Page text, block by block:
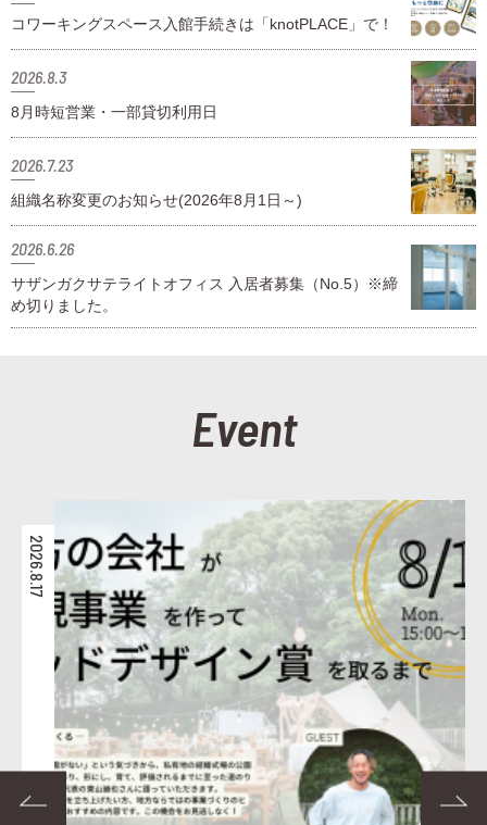
コワーキングスペース入館手続きは「knotPLACE」で！
2026.8.3
8月時短営業・一部貸切利用日
2026.7.23
組織名称変更のお知らせ(2026年8月1日～)
2026.6.26
サザンガクサテライトオフィス 入居者募集（No.5）※締
め切りました。
Event
2026.8.19